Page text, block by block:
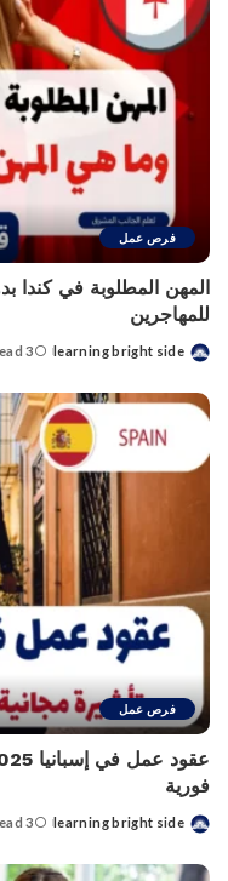
فرص عمل
للمهاجرين
Posted
learning bright side
3 Min Read
فرص عمل
فورية
Posted
learning bright side
3 Min Read